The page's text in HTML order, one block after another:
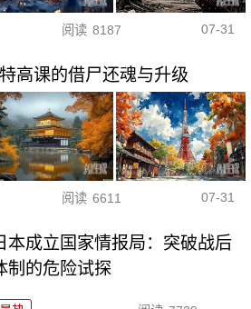
阅读 8187 07-31
高课的借尸还魂与升级
阅读 6611 07-31
本成立国家情报局：突破战后
制的危险试探